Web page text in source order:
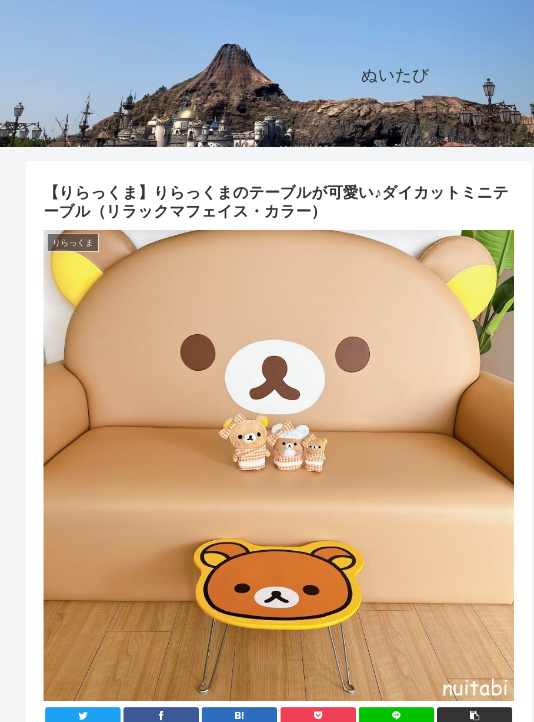
ぬいたび
【りらっくま】りらっくまのテーブルが可愛い♪ダイカットミニテ
ーブル（リラックマフェイス・カラー）
りらっくま